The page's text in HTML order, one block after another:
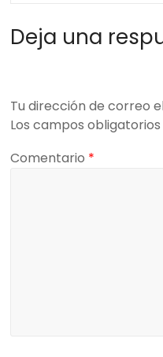
Deja una
Tu dirección de correo
Los campos
Comentario *